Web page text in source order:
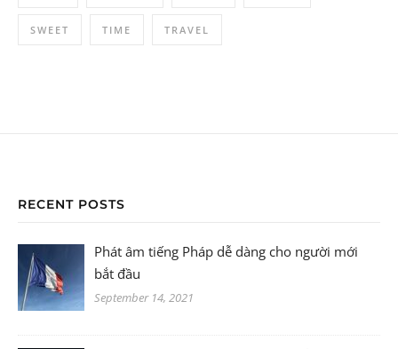
SWEET TIME TRAVEL
RECENT POSTS
Phát âm tiếng Pháp dễ dàng cho người mới
bắt đầu
September 14, 2021